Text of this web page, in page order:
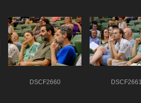
DSCF2660 DSCF2661